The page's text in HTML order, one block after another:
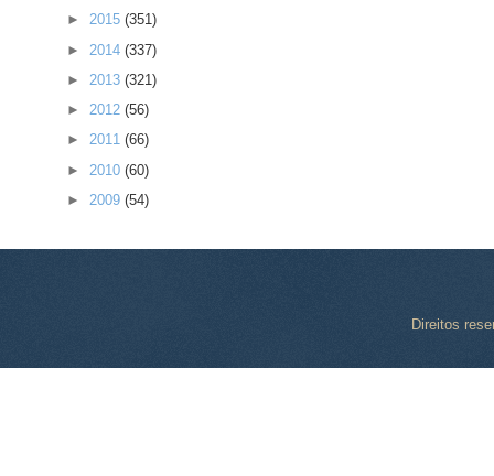
► 2015 (351)
► 2014 (337)
► 2013 (321)
► 2012 (56)
► 2011 (66)
► 2010 (60)
► 2009 (54)
Direitos